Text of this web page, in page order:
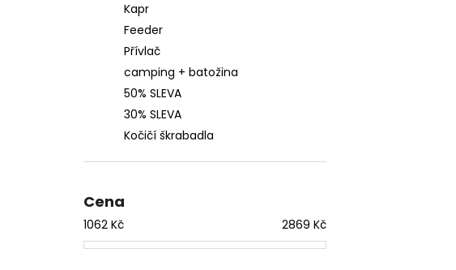
Kapr
Feeder
Přívlač
camping + batožina
50% SLEVA
30% SLEVA
Kočičí škrabadla
Cena
1062 Kč 2869 Kč